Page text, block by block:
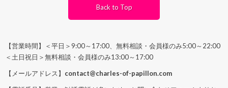
Back to Top
【営業時間】＜平日＞9:00～17:00、無料相談・会員様のみ5:00～22:00
＜土日祝日＞無料相談・会員様のみ13:00～17:00
【メールアドレス】 contact@charles-of-papillon.com